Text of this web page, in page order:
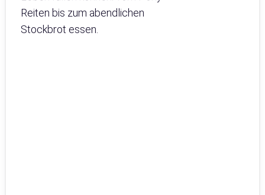
Reiten bis zum abendlichen
Stockbrot essen.